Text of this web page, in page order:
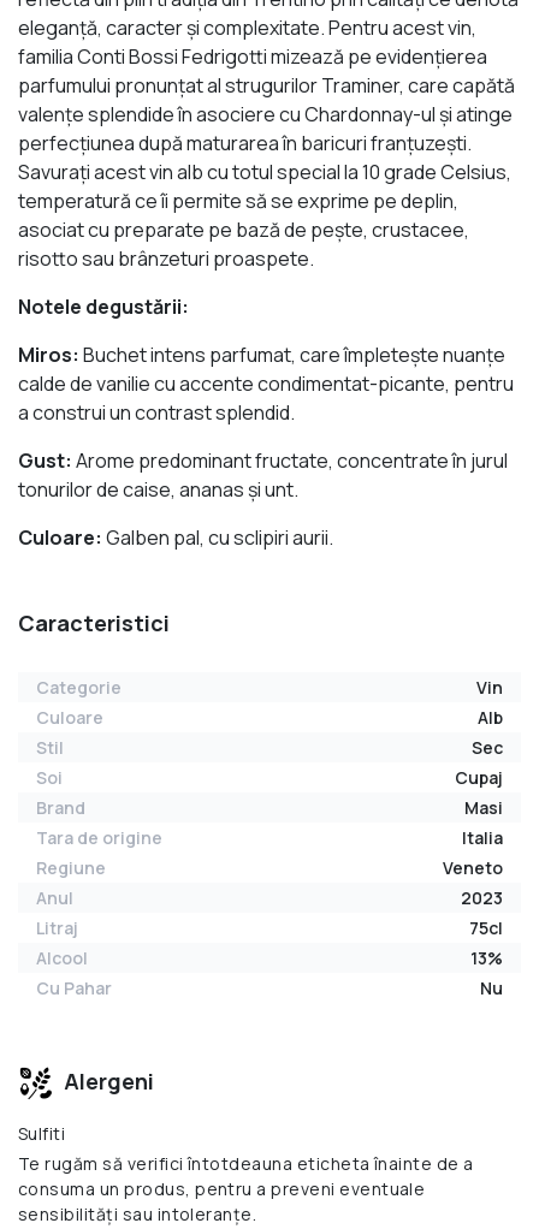
eleganţă, caracter şi complexitate. Pentru acest vin,
familia Conti Bossi Fedrigotti mizează pe evidenţierea
parfumului pronunţat al strugurilor Traminer, care capătă
valenţe splendide în asociere cu Chardonnay-ul şi atinge
perfecţiunea după maturarea în baricuri franţuzeşti.
Savuraţi acest vin alb cu totul special la 10 grade Celsius,
temperatură ce îi permite să se exprime pe deplin,
asociat cu preparate pe bază de peşte, crustacee,
risotto sau brânzeturi proaspete.
Notele degustării:
Miros: Buchet intens parfumat, care împleteşte nuanţe
calde de vanilie cu accente condimentat-picante, pentru
a construi un contrast splendid.
Gust: Arome predominant fructate, concentrate în jurul
tonurilor de caise, ananas şi unt.
Culoare: Galben pal, cu sclipiri aurii.
Caracteristici
Categorie
Vin
Culoare
Alb
Stil
Sec
Soi
Cupaj
Brand
Masi
Tara de origine
Italia
Regiune
Veneto
Anul
2023
Litraj
75cl
Alcool
13%
Cu Pahar
Nu
Alergeni
Sulfiti
Te rugăm să verifici întotdeauna eticheta înainte de a
consuma un produs, pentru a preveni eventuale
sensibilități sau intoleranțe.